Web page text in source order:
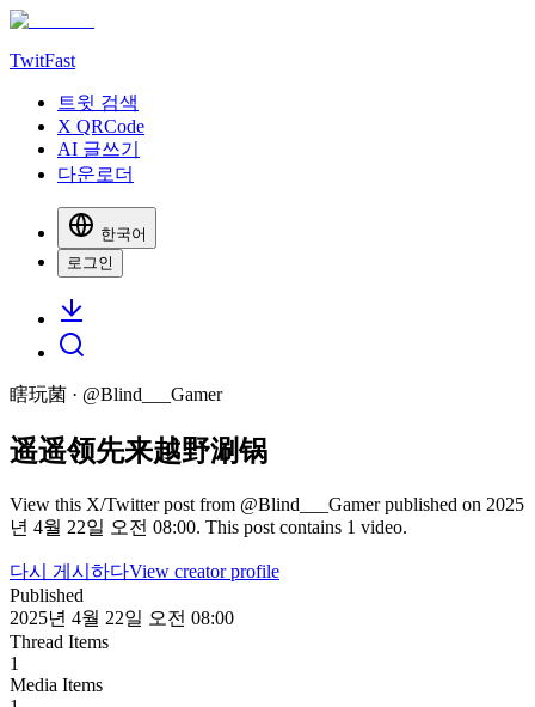
TwitFast
트윗 검색
X QRCode
AI 글쓰기
다운로더
한국어
로그인
瞎玩菌 · @Blind___Gamer
遥遥领先来越野涮锅
View this X/Twitter post from @Blind___Gamer published on 2025
년 4월 22일 오전 08:00. This post contains 1 video.
다시 게시하다View creator profile
Published
2025년 4월 22일 오전 08:00
Thread Items
1
Media Items